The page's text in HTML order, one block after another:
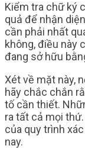
Kiểm tra chữ ký
quả để nhận
cần phải nhất
không, điều này
đang sở hữu
Xét về mặt này,
hãy chắc chắn
tố cần thiết.
ra tất cả mọi
của quy trình
nay.